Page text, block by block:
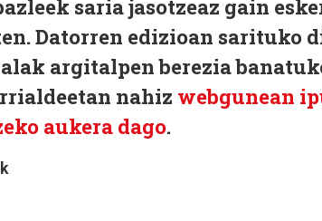
saria jasotzeaz gain
Datorren edizioan sarituko
argitalpen berezia
nahiz webgunean
aukera dago.